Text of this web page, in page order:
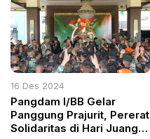
16 Des 2024
Pangdam I/BB Gelar
Panggung Prajurit, Pererat
Solidaritas di Hari Juang